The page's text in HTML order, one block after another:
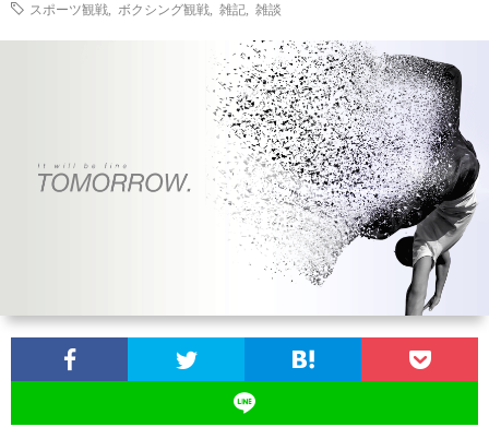
ン
ナ
ッ
プ
ン
グ
観
戦
マ
ン
ガ・
ド
ャ
ラ
リ
ー
ホ
ー
ム
スポーツ観戦
ボクシング観戦 雑記 雑談